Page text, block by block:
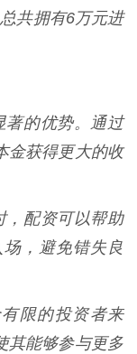
共拥有6万元进
著的优势。通过
金获得更大的收
，配资可以帮助
，避免错失良
限的投资者来
其能够参与更多